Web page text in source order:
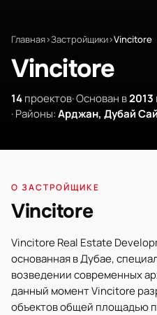
Главная›Застройщики›Vincitore
Vincitore
14проектов· Основан в2013
· Районы:Арджан, Дубай
О ЗАСТРОЙЩИКЕ
Vincitore
Vincitore Real Estate
основанная в Дубае,
возведении современных
данный момент Vincitore
объектов общей площадью